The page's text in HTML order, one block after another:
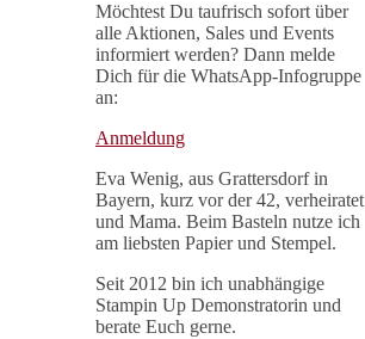
Möchtest Du taufrisch sofort über
alle Aktionen, Sales und Events
informiert werden? Dann melde
Dich für die WhatsApp-Infogruppe
an:
Anmeldung
Eva Wenig, aus Grattersdorf in
Bayern, kurz vor der 42, verheiratet
und Mama. Beim Basteln nutze ich
am liebsten Papier und Stempel.
Seit 2012 bin ich unabhängige
Stampin Up Demonstratorin und
berate Euch gerne.